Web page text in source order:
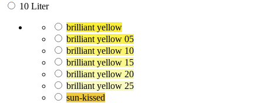
10 Liter
brilliant yellow
brilliant yellow 05
brilliant yellow 10
brilliant yellow 15
brilliant yellow 20
brilliant yellow 25
sun-kissed